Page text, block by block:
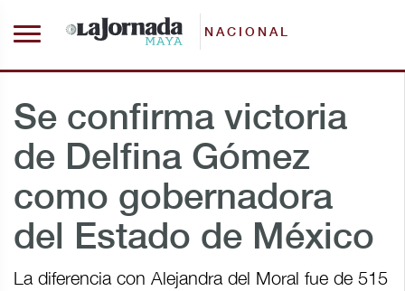
NACIONAL
Se confirma victoria
de Delfina Gómez
como gobernadora
del Estado de México
La diferencia con Alejandra del Moral fue de 515